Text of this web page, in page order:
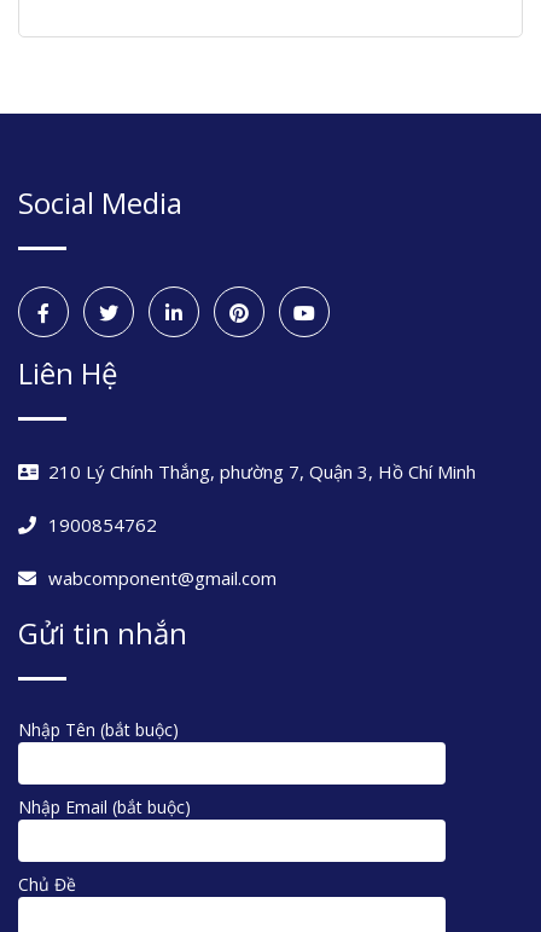
Social Media
Liên Hệ
210 Lý Chính Thắng, phường 7, Quận 3, Hồ Chí Minh
1900854762
wabcomponent@gmail.com
Gửi tin nhắn
Nhập Tên (bắt buộc)
Nhập Email (bắt buộc)
Chủ Đề